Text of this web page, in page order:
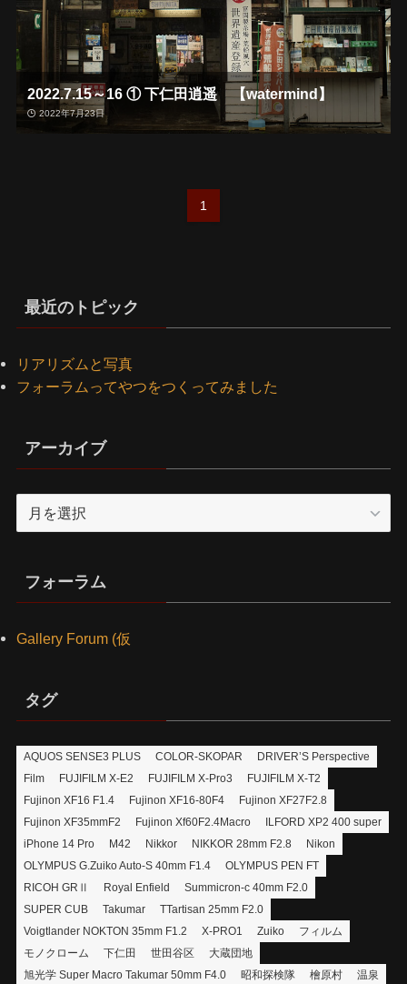
2022.7.15～16 ① 下仁田逍遥 【watermind】
2022年7月23日
1
最近のトピック
リアリズムと写真
フォーラムってやつをつくってみました
アーカイブ
ー
イ
ブ
フォーラム
Gallery Forum (仮
タグ
AQUOS SENSE3 PLUS COLOR-SKOPAR
DRIVER’S Perspective
Film
FUJIFILM X-E2 FUJIFILM X-Pro3
FUJIFILM X-T2
Fujinon XF16 F1.4
Fujinon XF16-80F4
Fujinon XF27F2.8
Fujinon XF35mmF2
Fujinon Xf60F2.4Macro
ILFORD XP2 400 super
iPhone 14 Pro
M42 Nikkor NIKKOR 28mm F2.8
Nikon
OLYMPUS G.Zuiko Auto-S 40mm F1.4
OLYMPUS PEN FT
RICOH GRⅡ
Royal Enfield
Summicron-c 40mm F2.0
SUPER CUB
Takumar
TTartisan 25mm F2.0
Voigtlander NOKTON 35mm F1.2
X-PRO1 Zuiko
フィルム
モノクローム
下仁田 世田谷区
大蔵団地
旭光学 Super Macro Takumar 50mm F4.0
昭和探検隊 檜原村 温泉